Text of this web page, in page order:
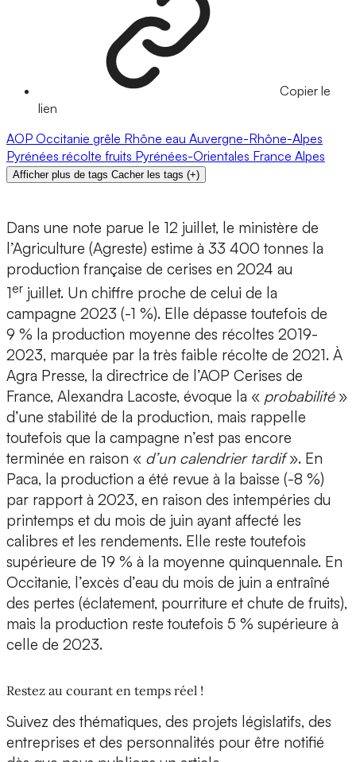
Copier le
lien
AOP Occitanie grêle Rhône eau Auvergne-Rhône-Alpes
Pyrénées récolte fruits Pyrénées-Orientales France Alpes
Afficher plus de tags Cacher les tags (+)
Dans une note parue le 12 juillet, le ministère de
l’Agriculture (Agreste) estime à 33 400 tonnes la
production française de cerises en 2024 au
1er juillet. Un chiffre proche de celui de la
campagne 2023 (-1 %). Elle dépasse toutefois de
9 % la production moyenne des récoltes 2019-
2023, marquée par la très faible récolte de 2021. À
Agra Presse, la directrice de l’AOP Cerises de
France, Alexandra Lacoste, évoque la « probabilité»
d’une stabilité de la production, mais rappelle
toutefois que la campagne n’est pas encore
terminée en raison « d’un calendrier tardif». En
Paca, la production a été revue à la baisse (-8 %)
par rapport à 2023, en raison des intempéries du
printemps et du mois de juin ayant affecté les
calibres et les rendements. Elle reste toutefois
supérieure de 19 % à la moyenne quinquennale. En
Occitanie, l’excès d’eau du mois de juin a entraîné
des pertes (éclatement, pourriture et chute de fruits),
mais la production reste toutefois 5 % supérieure à
celle de 2023.
Restez au courant en temps réel !
Suivez des thématiques, des projets législatifs, des
entreprises et des personnalités pour être notifié